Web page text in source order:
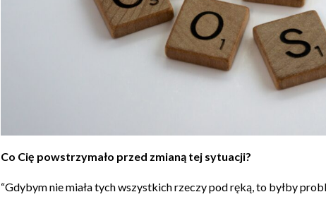
Co Cię powstrzymało przed zmianą tej sytuacji?
“Gdybym nie miała tych wszystkich rzeczy pod ręką, to byłby